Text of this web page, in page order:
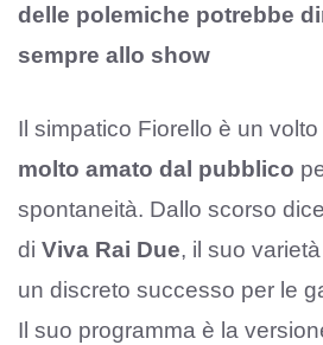
delle polemiche potrebbe
sempre allo show
Il simpatico Fiorello è un
molto amato dal pubblico
spontaneità. Dallo scorso
di Viva Rai Due, il suo
un discreto successo per le
Il suo programma è la